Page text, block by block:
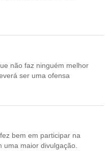
não faz ninguém melhor
ser uma ofensa
bem em participar na
uma maior divulgação.